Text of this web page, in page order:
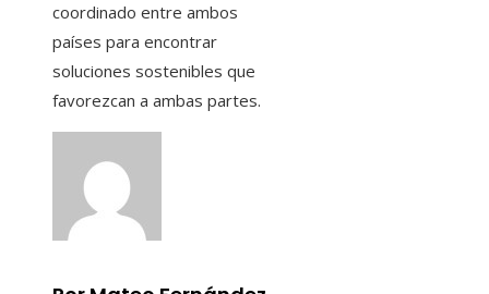
coordinado entre ambos
países para encontrar
soluciones sostenibles que
favorezcan a ambas partes.